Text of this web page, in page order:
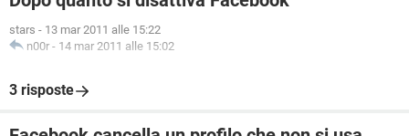
stars - 13 mar 2011 alle 15:22
n00r - 14 mar 2011 alle 15:02
3 risposte